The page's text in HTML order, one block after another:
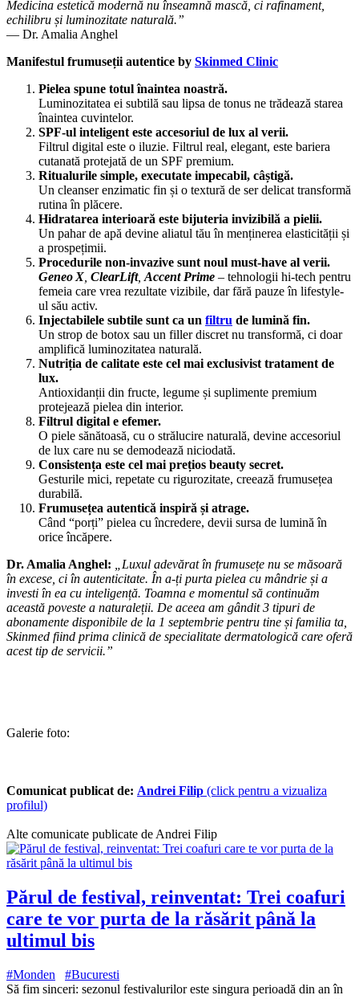
Medicina estetică modernă nu înseamnă mască, ci rafinament,
echilibru și luminozitate naturală.”
— Dr. Amalia Anghel
Manifestul frumuseții autentice by Skinmed Clinic
Pielea spune totul înaintea noastră.
Luminozitatea ei subtilă sau lipsa de tonus ne trădează starea
înaintea cuvintelor.
SPF-ul inteligent este accesoriul de lux al verii.
Filtrul digital este o iluzie. Filtrul real, elegant, este bariera
cutanată protejată de un SPF premium.
Ritualurile simple, executate impecabil, câștigă.
Un cleanser enzimatic fin și o textură de ser delicat transformă
rutina în plăcere.
Hidratarea interioară este bijuteria invizibilă a pielii.
Un pahar de apă devine aliatul tău în menținerea elasticității și
a prospețimii.
Procedurile non-invazive sunt noul must-have al verii.
Geneo X ClearLift, Accent Prime – tehnologii hi-tech pentru
femeia care vrea rezultate vizibile, dar fără pauze în lifestyle-
ul său activ.
Injectabilele subtile sunt ca un filtru de lumină fin.
Un strop de botox sau un filler discret nu transformă, ci doar
amplifică luminozitatea naturală.
Nutriția de calitate este cel mai exclusivist tratament de
lux.
Antioxidanții din fructe, legume și suplimente premium
protejează pielea din interior.
Filtrul digital e efemer.
O piele sănătoasă, cu o strălucire naturală, devine accesoriul
de lux care nu se demodează niciodată.
Consistența este cel mai prețios beauty secret.
Gesturile mici, repetate cu rigurozitate, creează frumusețea
durabilă.
Frumusețea autentică inspiră și atrage.
Când “porți” pielea cu încredere, devii sursa de lumină în
orice încăpere.
Dr. Amalia Anghel:
„Luxul adevărat în frumusețe nu se măsoară
în excese, ci în autenticitate. În a-ți purta pielea cu mândrie și a
investi în ea cu inteligență. Toamna e momentul să continuăm
această poveste a naturaleții. De aceea am gândit 3 tipuri de
abonamente disponibile de la 1 septembrie pentru tine și familia ta,
Skinmed fiind prima clinică de specialitate dermatologică care oferă
acest tip de servicii.”
Galerie foto:
Comunicat publicat de: Andrei Filip (click pentru a vizualiza
profilul)
Alte comunicate publicate de Andrei Filip
Părul de festival, reinventat: Trei coafuri
care te vor purta de la răsărit până la
ultimul bis
#Monden
#Bucuresti
Să fim sinceri: sezonul festivalurilor este singura perioadă din an în